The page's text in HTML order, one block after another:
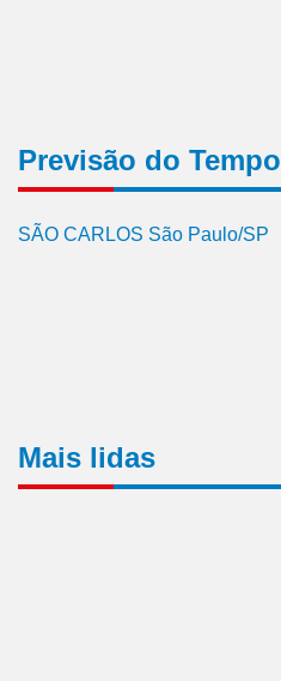
Previsão do Tempo
SÃO CARLOS São Paulo/SP
Mais lidas